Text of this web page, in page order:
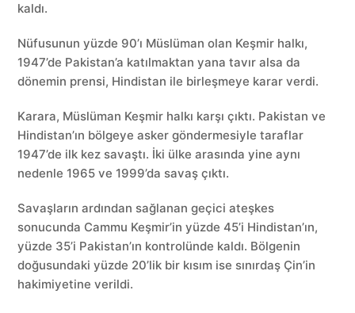
kaldı.
Nüfusunun yüzde 90’ı Müslüman olan Keşmir halkı,
1947’de Pakistan’a katılmaktan yana tavır alsa da
dönemin prensi, Hindistan ile birleşmeye karar verdi.
Karara, Müslüman Keşmir halkı karşı çıktı. Pakistan ve
Hindistan’ın bölgeye asker göndermesiyle taraflar
1947’de ilk kez savaştı. İki ülke arasında yine aynı
nedenle 1965 ve 1999’da savaş çıktı.
Savaşların ardından sağlanan geçici ateşkes
sonucunda Cammu Keşmir’in yüzde 45’i Hindistan’ın,
yüzde 35’i Pakistan’ın kontrolünde kaldı. Bölgenin
doğusundaki yüzde 20’lik bir kısım ise sınırdaş Çin’in
hakimiyetine verildi.